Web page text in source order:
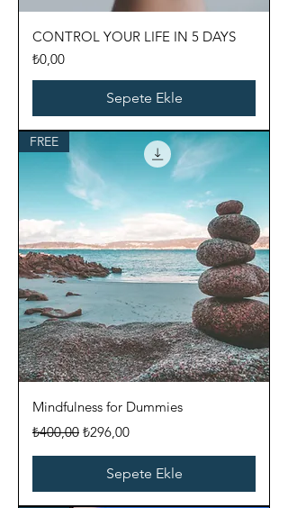
CONTROL YOUR LIFE IN 5 DAYS
Fiyat
₺0,00
Sepete Ekle
FREE
Mindfulness for Dummies
Normal Fiyat
₺400,00 İndirimli Fiyat
₺296,00
Sepete Ekle